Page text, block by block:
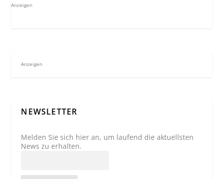
Anzeigen
Anzeigen
NEWSLETTER
Melden Sie sich hier an, um laufend die aktuellsten
News zu erhalten.